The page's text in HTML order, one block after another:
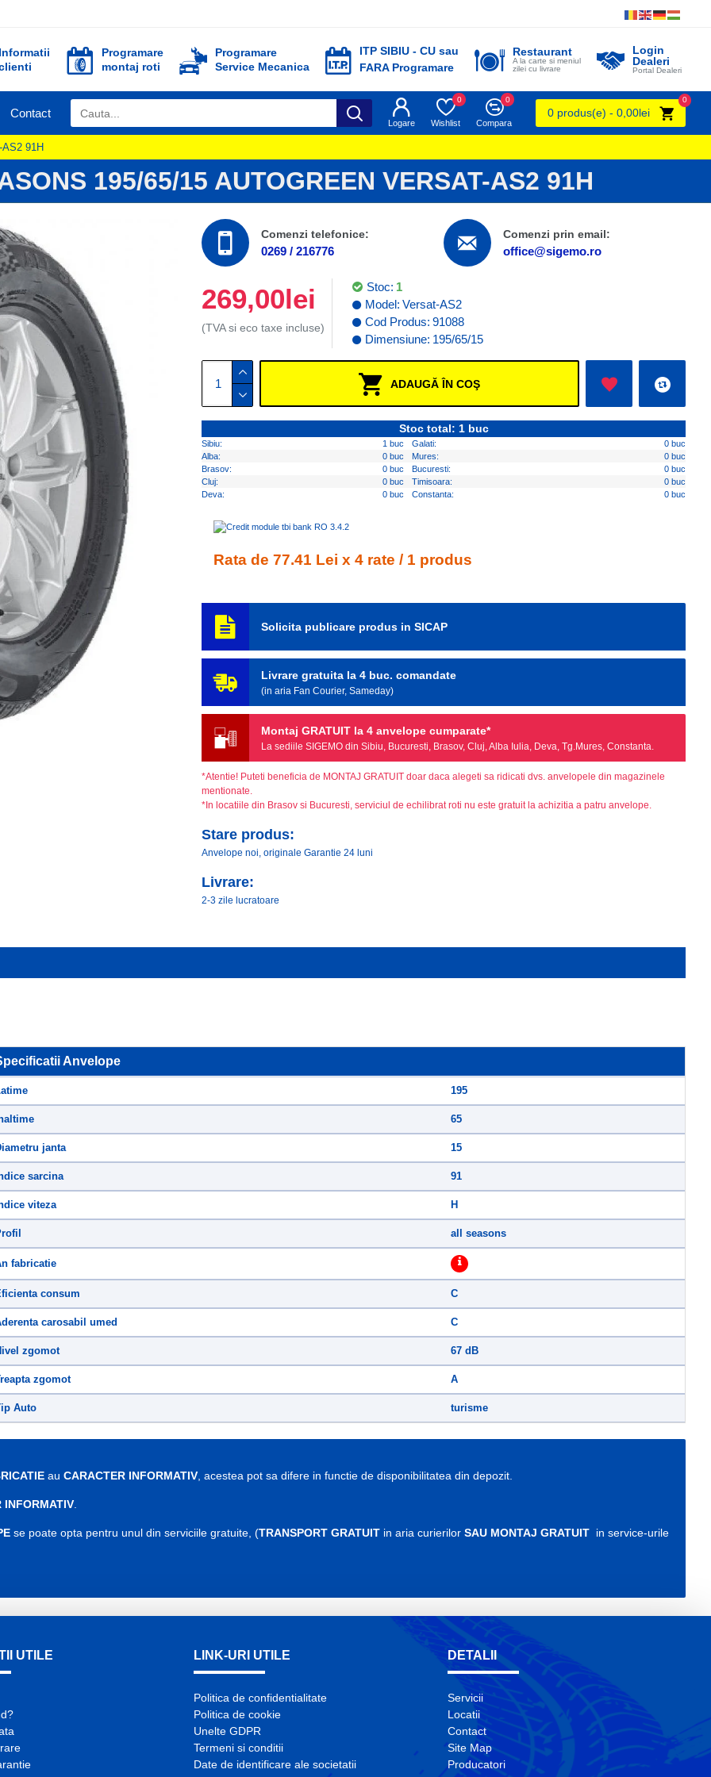
Informatii
Programare
montaj roti
Programare
Service Mecanica
ITP SIBIU - CU sau
FARA Programare
Restaurant
A la carte si meniul
zilei cu livrare
Login
Dealeri
Portal Dealeri
Contact
Logare Wishlist
0
Compara
0
0 produs(e) - 0,00lei
0
91H
195/65/15 AUTOGREEN VERSAT-AS2 91H
Comenzi telefonice:
0269 / 216776
Comenzi prin email:
office@sigemo.ro
269,00lei
(TVA si eco taxe incluse)
Stoc: 1
Model: Versat-AS2
Cod Produs: 91088
Dimensiune: 195/65/15
ADAUGĂ ÎN COŞ
Stoc total: 1 buc
Sibiu: 1 buc Galati:
0 buc
Alba:
0 buc Mures:
0 buc
Brasov:
0 buc Bucuresti:
0 buc
Cluj:
0 buc Timisoara:
0 buc
Deva:
0 buc Constanta: 0 buc
Rata de 77.41 Lei x 4 rate / 1 produs
Solicita publicare produs in SICAP
Livrare gratuita la 4 buc. comandate
(in aria Fan Courier, Sameday)
Montaj GRATUIT la 4 anvelope cumparate*
La sediile SIGEMO din Sibiu, Bucuresti, Brasov, Cluj, Alba Iulia, Deva, Tg.Mures, Constanta.
*Atentie! Puteti beneficia de MONTAJ GRATUIT doar daca alegeti sa ridicati dvs. anvelopele din magazinele
mentionate.
*In locatiile din Brasov si Bucuresti, serviciul de echilibrat roti nu este gratuit la achizitia a patru anvelope.
Stare produs:
Anvelope noi, originale Garantie 24 luni
Livrare:
2-3 zile lucratoare
au CARACTER INFORMATIV , acestea pot sa difere in functie de disponibilitatea din depozit.
INFORMATIV
se poate opta pentru unul din serviciile gratuite, (TRANSPORT GRATUIT in aria curierilor SAU MONTAJ GRATUIT in service-urile
Anvelope
195
65
janta 15
sarcina 91
viteza H
all seasons
fabricatie
consum C
carosabil umed C
zgomot 67 dB
zgomot A
Auto turisme
UTILE LINK-URI UTILE
Politica de confidentialitate
Politica de cookie
Unelte GDPR
Termeni si conditii
Date de identificare ale societatii
DETALII
Servicii
Locatii
Contact
Site Map
Producatori